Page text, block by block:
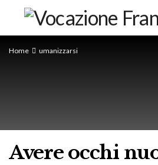
Home umanizzarsi
Avere occhi